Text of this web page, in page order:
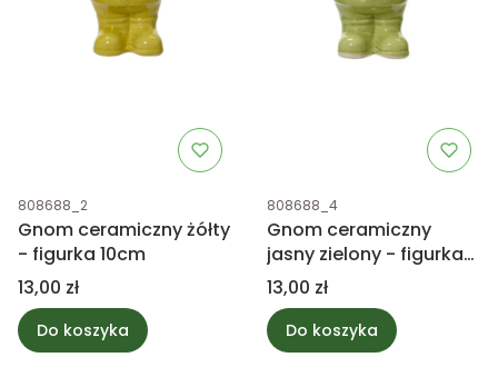
Kod produktu
808688_2
Gnom ceramiczny żółty
- figurka 10cm
Cena
13,00 zł
Do koszyka
Kod produktu
808688_4
Gnom ceramiczny
jasny zielony - figurka
10cm
Cena
13,00 zł
Do koszyka